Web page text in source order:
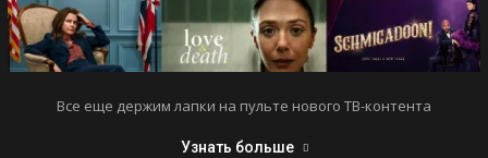
Все еще держим лапки на пульте нового ТВ-контента
Узнать больше